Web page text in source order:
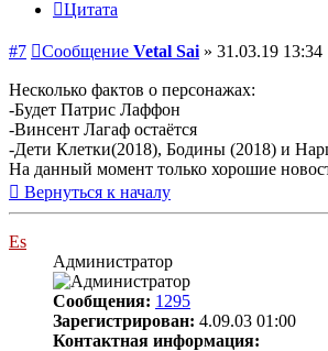
Цитата
#7 Сообщение Vetal Sai » 31.03.19 13:34
Несколько фактов о персонажах:
-Будет Патрис Лаффон
-Винсент Лагаф остаётся
-Дети Клетки(2018), Бодины (2018) и
На данный момент только хорошие
Вернуться к началу
Es
Администратор
Сообщения: 1295
Зарегистрирован: 4.09.03 01:00
Контактная информация: